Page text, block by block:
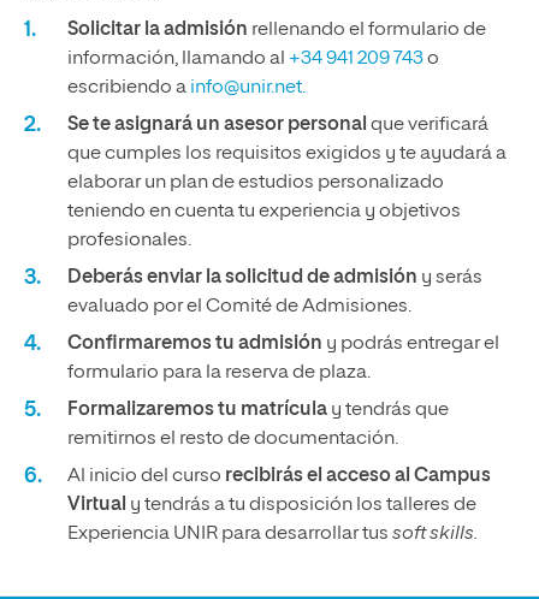
Solicitar la admisión rellenando el formulario de
información, llamando al +34 941 209 743o
escribiendo a info@unir.net.
Se te asignará un asesor personal que verificará
que cumples los requisitos exigidos y te ayudará a
elaborar un plan de estudios personalizado
teniendo en cuenta tu experiencia y objetivos
profesionales.
Deberás enviar la solicitud de admisión y serás
evaluado por el Comité de Admisiones.
Confirmaremos tu admisión y podrás entregar el
formulario para la reserva de plaza.
Formalizaremos tu matrícula y tendrás que
remitirnos el resto de documentación.
Al inicio del curso recibirás el acceso al Campus
Virtual y tendrás a tu disposición los talleres de
Experiencia UNIR para desarrollar tus soft skills.